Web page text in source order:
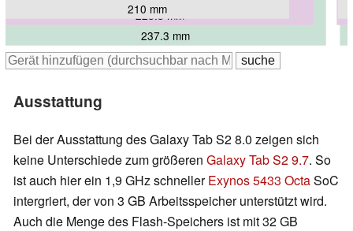
237.3 mm
228.3 mm
210 mm
Ausstattung
Bei der Ausstattung des Galaxy Tab S2 8.0 zeigen sich
keine Unterschiede zum größeren Galaxy Tab S2 9.7. So
ist auch hier ein 1,9 GHz schnellerExynos 5433 OctaSoC
intergriert, der von 3 GB Arbeitsspeicher unterstützt wird.
Auch die Menge des Flash-Speichers ist mit 32 GB